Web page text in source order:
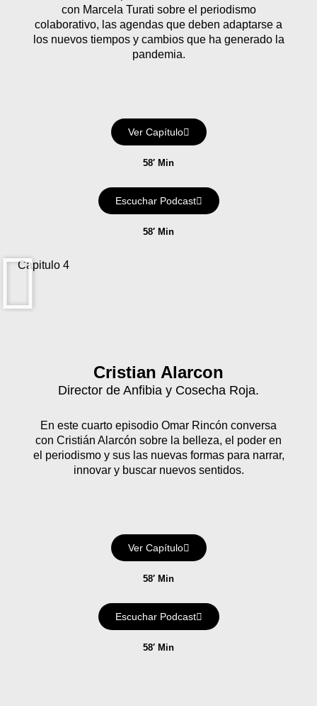
con Marcela Turati sobre el periodismo
colaborativo, las agendas que deben adaptarse a
los nuevos tiempos y cambios que ha generado la
pandemia.
Ver Capítulo
58′ Min
Escuchar Podcast
58′ Min
Capitulo 4
Cristian Alarcon
Director de Anfibia y Cosecha Roja.
En este cuarto episodio Omar Rincón conversa
con Cristián Alarcón sobre la belleza, el poder en
el periodismo y sus las nuevas formas para narrar,
innovar y buscar nuevos sentidos.
Ver Capítulo
58′ Min
Escuchar Podcast
58′ Min